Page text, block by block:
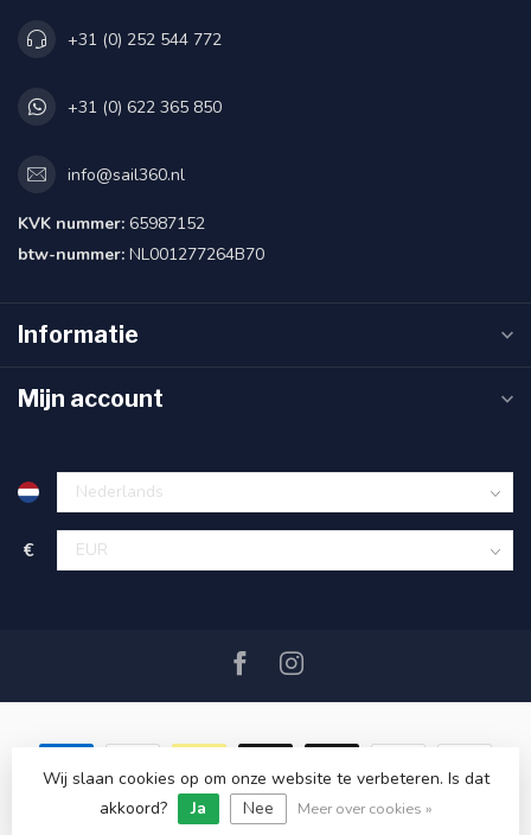
+31 (0) 252 544 772
+31 (0) 622 365 850
info@sail360.nl
KVK nummer: 65987152
btw-nummer: NL001277264B70
Informatie
Mijn account
€
© Copyright 2026 SAIL360 watersport and boat equipment
Wij slaan cookies op om onze website te verbeteren. Is dat
akkoord?
Ja Nee Meer over cookies »